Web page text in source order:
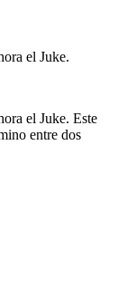
el Juke.
el Juke. Este
entre dos